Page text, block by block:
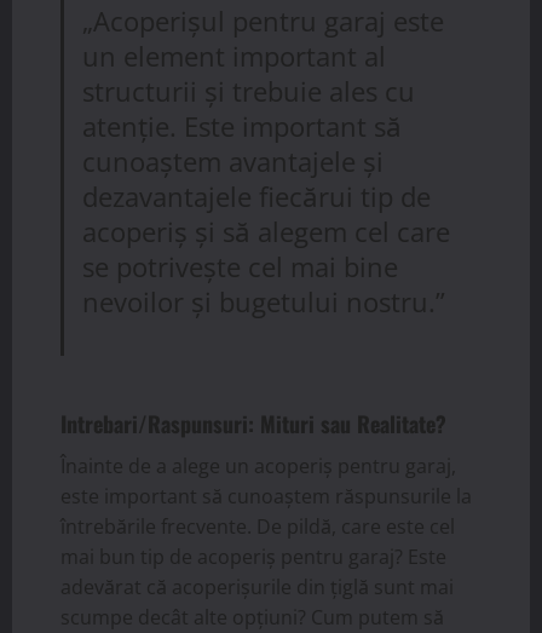
„Acoperișul pentru garaj este
un element important al
structurii și trebuie ales cu
atenție. Este important să
cunoaștem avantajele și
dezavantajele fiecărui tip de
acoperiș și să alegem cel care
se potrivește cel mai bine
nevoilor și bugetului nostru.”
Intrebari/Raspunsuri: Mituri sau Realitate?
Înainte de a alege un acoperiș pentru garaj,
este important să cunoaștem răspunsurile la
întrebările frecvente. De pildă, care este cel
mai bun tip de acoperiș pentru garaj? Este
adevărat că acoperișurile din țiglă sunt mai
scumpe decât alte opțiuni? Cum putem să